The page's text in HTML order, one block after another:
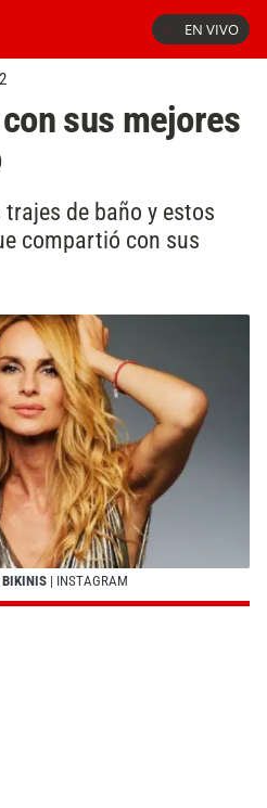
EN VIVO
sus mejores
de baño y estos
compartió con sus
BIKINIS | INSTAGRAM